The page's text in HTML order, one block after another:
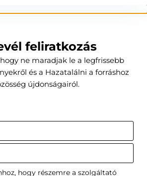
feliratkozás
ne maradjak le a legfrissebb
és a Hazatalálni a forráshoz
újdonságairól.
hogy részemre a szolgáltató